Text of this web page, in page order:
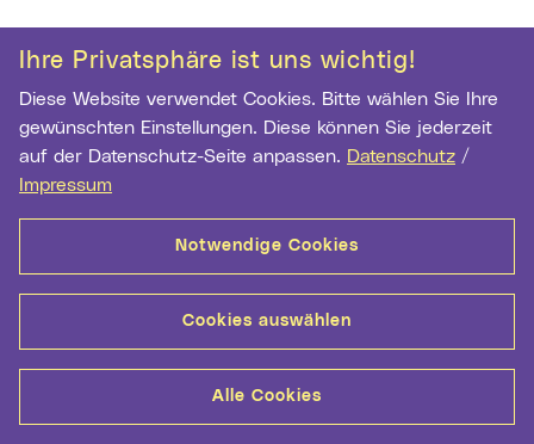
Ihre Privatsphäre ist uns wichtig!
Diese Website verwendet Cookies. Bitte wählen Sie Ihre
gewünschten Einstellungen. Diese können Sie jederzeit
auf der Datenschutz-Seite anpassen. Datenschutz /
Impressum
Notwendige Cookies
Cookies auswählen
Alle Cookies